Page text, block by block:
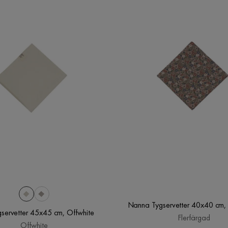
45x45 cm, Offwhite
Offwhite
Nanna Tygservetter 40x40
Flerfärgad